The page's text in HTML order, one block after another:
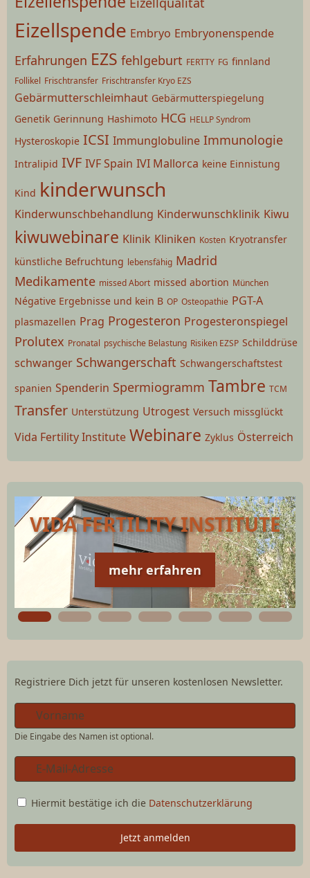
Eizellspende Embryo Embryonenspende
Erfahrungen EZS fehlgeburt FERTTY FG finnland
Follikel Frischtransfer Frischtransfer Kryo EZS
Gebärmutterschleimhaut Gebärmutterspiegelung
Genetik Gerinnung Hashimoto HCG HELLP Syndrom
Hysteroskopie ICSI Immunglobuline Immunologie
Intralipid IVF IVF Spain IVI Mallorca keine Einnistung
Kind kinderwunsch
Kinderwunschbehandlung Kinderwunschklinik Kiwu
kiwuwebinare Klinik Kliniken Kosten Kryotransfer
künstliche Befruchtung lebensfähig Madrid
Medikamente missed Abort missed abortion München
Négative Ergebnisse und kein B OP Osteopathie PGT-A
plasmazellen Prag Progesteron Progesteronspiegel
Prolutex Pronatal psychische Belastung Risiken EZSP Schilddrüse
schwanger Schwangerschaft Schwangerschaftstest
spanien Spenderin Spermiogramm Tambre TCM
Transfer Unterstützung Utrogest Versuch missglückt
Vida Fertility Institute Webinare Zyklus Österreich
VIDA FERTILITY INSTITUTE
mehr erfahren
Registriere Dich jetzt für unseren kostenlosen Newsletter.
Die Eingabe des Namen ist optional.
Hiermit bestätige ich die Datenschutzerklärung
Jetzt anmelden